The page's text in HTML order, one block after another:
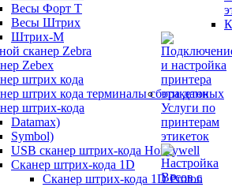
Весы Форт Т
Весы Штрих
Штрих-М
сканер Zebra
Zebex
штрих кода
штрих кода терминалы сбора данных
штрих-кода
Datamax)
Symbol)
USB сканер штрих-кода Honeywell
Сканер штрих-кода 1D
Сканер штрих-кода 1D Proton
Услуги по
принтерам
этикеток